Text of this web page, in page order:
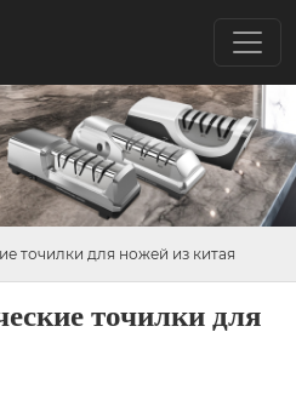
точилки для ножей из китая
точилки для